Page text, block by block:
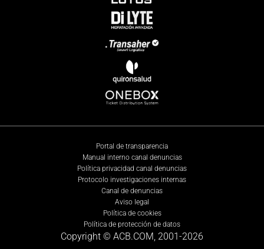
Portal de transparencia
Manual interno canal denuncias
Política privacidad canal denuncias
Protocolo investigaciones internas
Canal de denuncias
Aviso legal
Política de cookies
Política de protección de datos
Copyright © ACB.COM, 2001-2026